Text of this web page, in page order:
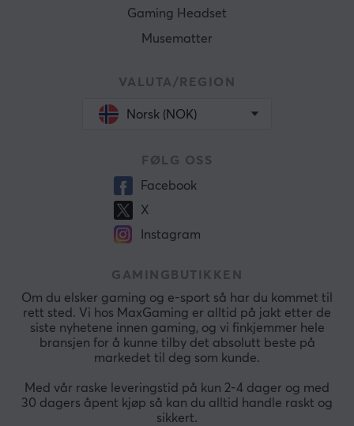
Gaming Headset
Musematter
VALUTA/REGION
Norsk (NOK)
FØLG OSS
Facebook
X
Instagram
GAMINGBUTIKKEN
Om du elsker gaming og e-sport så har du kommet til
rett sted. Vi hos MaxGaming er alltid på jakt etter de
siste nyhetene innen gaming, og vi finkjemmer hele
bransjen for å kunne tilby det absolutt beste på
markedet til deg som kunde.
Med vår raske leveringstid på kun 2-4 dager og med
30 dagers åpent kjøp så kan du alltid handle raskt og
sikkert.